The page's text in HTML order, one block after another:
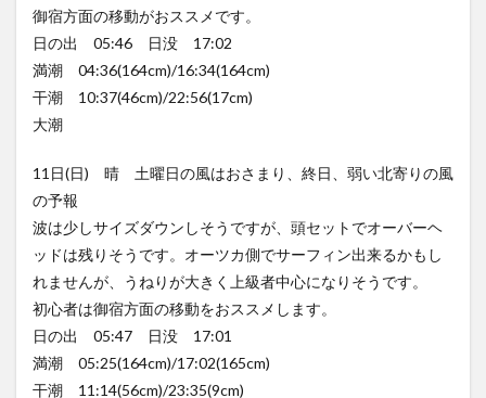
御宿方面の移動がおススメです。
日の出 05:46 日没 17:02
満潮 04:36(164cm)/16:34(164cm)
干潮 10:37(46cm)/22:56(17cm)
大潮
11日(日) 晴 土曜日の風はおさまり、終日、弱い北寄りの風
の予報
波は少しサイズダウンしそうですが、頭セットでオーバーヘ
ッドは残りそうです。オーツカ側でサーフィン出来るかもし
れませんが、うねりが大きく上級者中心になりそうです。
初心者は御宿方面の移動をおススメします。
日の出 05:47 日没 17:01
満潮 05:25(164cm)/17:02(165cm)
干潮 11:14(56cm)/23:35(9cm)